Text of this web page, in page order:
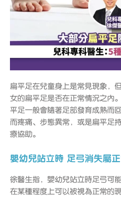
扁平足在兒童身上是常見現象，
女的扁平足是否在正常情況之內
平足一般會隨著足部發育成熟而
而疼痛、步態異常，或是扁平足
療協助。
嬰幼兒站立時 足弓消失屬
徐醫生指，嬰幼兒站立時足弓可
在某種程度上可以被視為正常的